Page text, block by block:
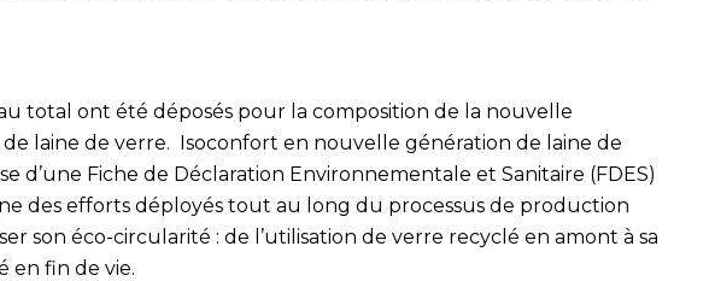
total ont été déposés pour la composition de la nouvelle
laine de verre. Isoconfort en nouvelle génération de laine de
d’une Fiche de Déclaration Environnementale et Sanitaire (FDES)
des efforts déployés tout au long du processus de production
son éco-circularité : de l’utilisation de verre recyclé en amont à sa
en fin de vie.